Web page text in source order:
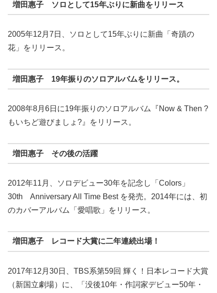
増田惠子 ソロとして15年ぶりに新曲をリリース
2005年12月7日、ソロとして15年ぶりに新曲「奇蹟の
花」をリリース。
増田惠子 19年振りのソロアルバムをリリース。
2008年8月6日に19年振りのソロアルバム『Now & Then ?
もいちど遊びましょ?』をリリース。
増田惠子 その後の活躍
2012年11月、ソロデビュー30年を記念し「Colors」
30th Anniversary All Time Best を発売。2014年には、初
のカバーアルバム「愛唱歌」をリリース。
増田惠子 レコード大賞に二年連続出場！
2017年12月30日、TBS系第59回 輝く！日本レコード大賞
（新国立劇場）に、「没後10年・作詞家デビュー50年・